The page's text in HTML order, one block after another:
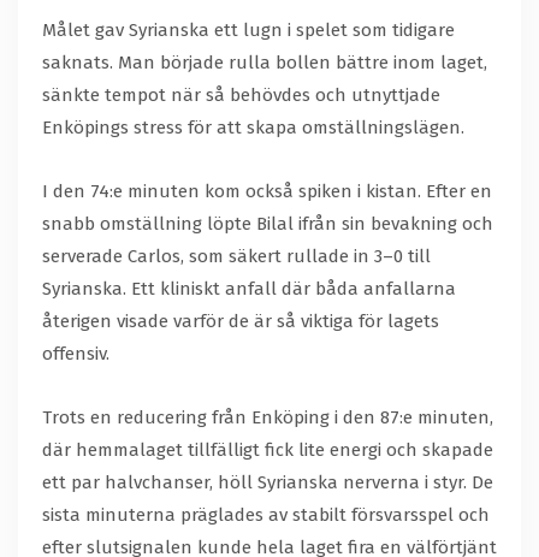
Målet gav Syrianska ett lugn i spelet som tidigare
saknats. Man började rulla bollen bättre inom laget,
sänkte tempot när så behövdes och utnyttjade
Enköpings stress för att skapa omställningslägen.
I den 74:e minuten kom också spiken i kistan. Efter en
snabb omställning löpte Bilal ifrån sin bevakning och
serverade Carlos, som säkert rullade in 3–0 till
Syrianska. Ett kliniskt anfall där båda anfallarna
återigen visade varför de är så viktiga för lagets
offensiv.
Trots en reducering från Enköping i den 87:e minuten,
där hemmalaget tillfälligt fick lite energi och skapade
ett par halvchanser, höll Syrianska nerverna i styr. De
sista minuterna präglades av stabilt försvarsspel och
efter slutsignalen kunde hela laget fira en välförtjänt